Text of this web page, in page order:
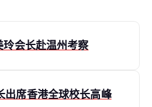
会长赴温州考察
出席香港全球校长高峰